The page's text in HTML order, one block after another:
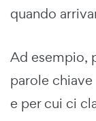
quando
Ad esempio,
parole
e per cui ci